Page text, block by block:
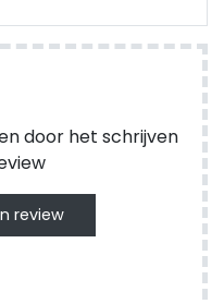
hetzelfde ogen,
stukje.
door het schrijven
review